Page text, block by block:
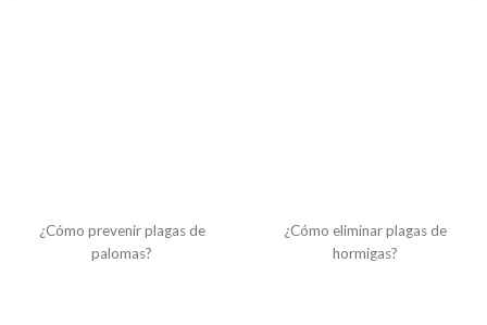
¿Cómo prevenir plagas de
palomas?
¿Cómo eliminar plagas de
hormigas?